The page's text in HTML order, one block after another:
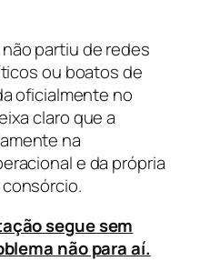
não partiu de redes
ou boatos de
oficialmente no
claro que a
na
e da própria
segue sem
não para aí.